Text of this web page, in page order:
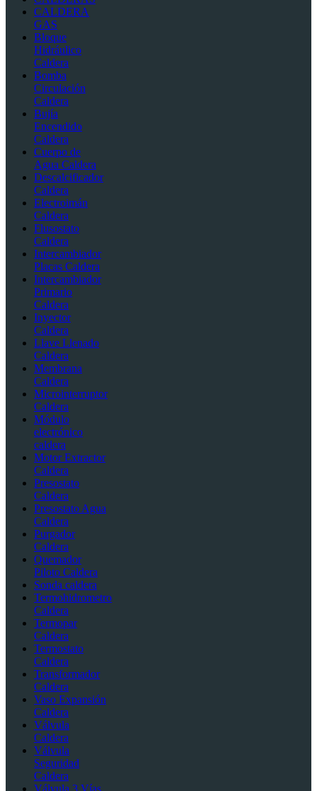
CALDERA
GAS
Bloque
Hidráulico
Caldera
Bomba
Circulación
Caldera
Bujía
Encendido
Caldera
Cuerpo de
Agua Caldera
Descalcificador
Caldera
Electroimán
Caldera
Flusostato
Caldera
Intercambiador
Placas Caldera
Intercambiador
Primario
Caldera
Inyector
Caldera
Llave Llenado
Caldera
Membrana
Caldera
Microinterruptor
Caldera
Módulo
electrónico
caldera
Motor Extractor
Caldera
Presostato
Caldera
Presostato Agua
Caldera
Purgador
Caldera
Quemador
Piloto Caldera
Sonda caldera
Termohidrometro
Caldera
Termopar
Caldera
Termostato
Caldera
Transformador
Caldera
Vaso Expansión
Caldera
Válvula
Caldera
Válvula
Seguridad
Caldera